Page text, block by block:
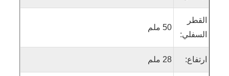
القطر
السفلي:
50 ملم
ارتفاع: 28 ملم